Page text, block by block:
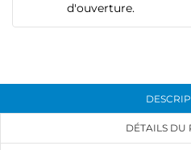
d'ouverture.
DÉTAILS DU